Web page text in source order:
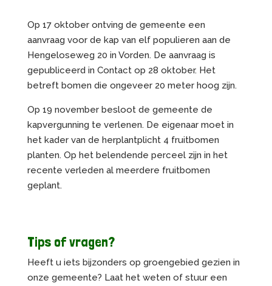
Op 17 oktober ontving de gemeente een
aanvraag voor de kap van elf populieren aan de
Hengeloseweg 20 in Vorden. De aanvraag is
gepubliceerd in Contact op 28 oktober. Het
betreft bomen die ongeveer 20 meter hoog zijn.
Op 19 november besloot de gemeente de
kapvergunning te verlenen. De eigenaar moet in
het kader van de herplantplicht 4 fruitbomen
planten. Op het belendende perceel zijn in het
recente verleden al meerdere fruitbomen
geplant.
Tips of vragen?
Heeft u iets bijzonders op groengebied gezien in
onze gemeente? Laat het weten of stuur een